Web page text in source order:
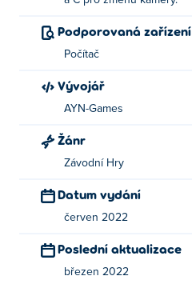
Podporovaná zařízení
Počítač
Vývojář
AYN-Games
Žánr
Závodní Hry
Datum vydání
červen 2022
Poslední aktualizace
březen 2022